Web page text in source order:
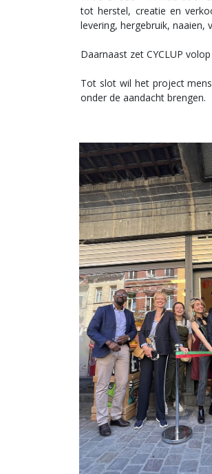
tot herstel, creatie en
levering, hergebruik, naaien,
Daarnaast zet CYCLUP
Tot slot wil het project
onder de aandacht brengen.